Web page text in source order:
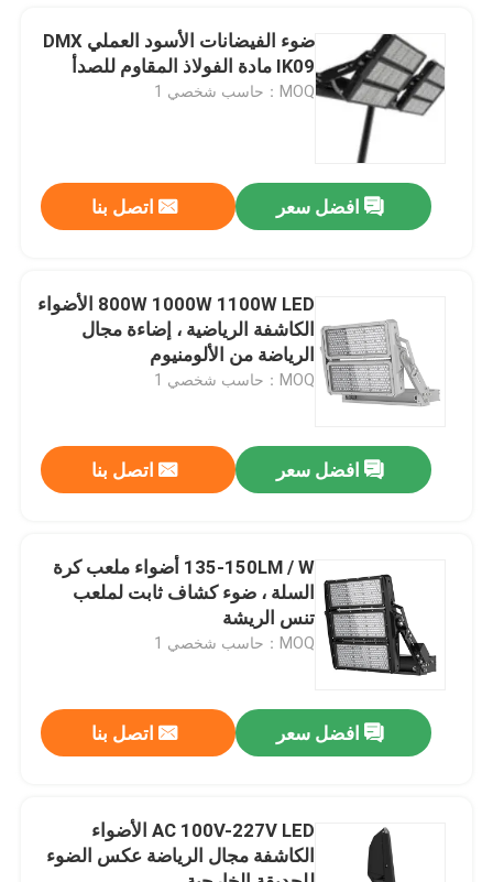
أشرطة فيديو
معلومات عنا
رقابة جودة
اطلب اقتباس
أضواء محكمة رياضية LED
ضوء الفيضانات LED في الهواء الطلق
ضوء الفيضانات الأسود العملي DMX
IK09 مادة الفولاذ المقاوم للصدأ
MOQ：حاسب شخصي 1
افضل سعر اتصل بنا
800W 1000W 1100W LED الأضواء
الكاشفة الرياضية ، إضاءة مجال
الرياضة من الألومنيوم
MOQ：حاسب شخصي 1
افضل سعر اتصل بنا
135-150LM / W أضواء ملعب كرة
السلة ، ضوء كشاف ثابت لملعب
تنس الريشة
MOQ：حاسب شخصي 1
افضل سعر اتصل بنا
AC 100V-227V LED الأضواء
الكاشفة مجال الرياضة عكس الضوء